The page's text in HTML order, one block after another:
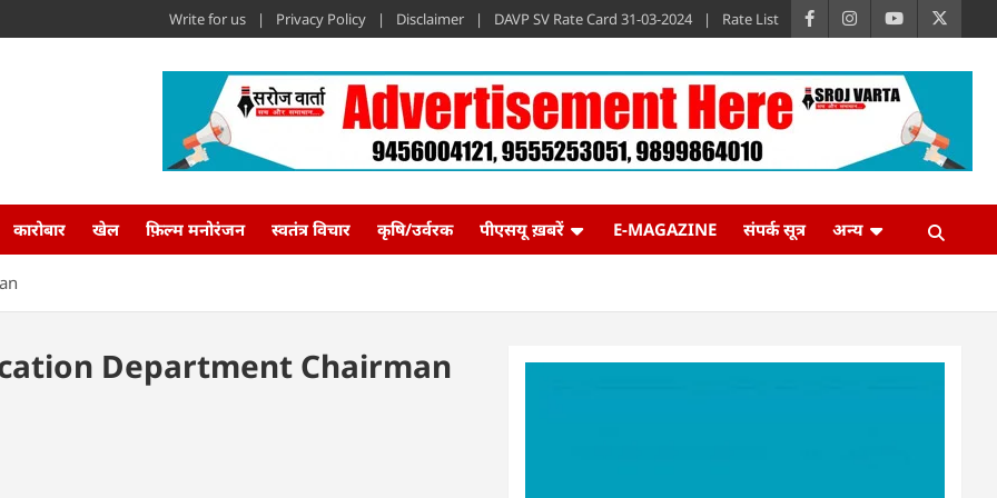
Write for us Privacy Policy Disclaimer DAVP SV Rate Card 31-03-2024 Rate List
कारोबार खेल फ़िल्म मनोरंजन स्वतंत्र विचार कृषि/उर्वरक पीएसयू ख़बरें E-MAGAZINE संपर्क सूत्र अन्य
Department Chairman